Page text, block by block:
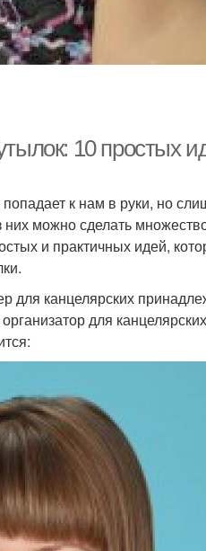
10 простых
к нам в руки, но
можно сделать
и практичных идей,
для канцелярских
для